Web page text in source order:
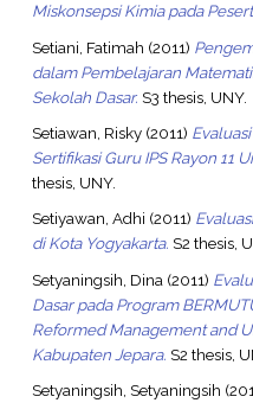
Miskonsepsi Kimia pada
Setiani, Fatimah (2011)
dalam Pembelajaran
Sekolah Dasar. S3 thesis, UNY.
Setiawan, Risky(2011)
Sertifikasi Guru IPS Rayon 11
thesis, UNY.
Setiyawan, Adhi (2011)
di Kota Yogyakarta. S2 thesis,
Setyaningsih, Dina (2011)
Dasar pada Program
Reformed Management and
Kabupaten Jepara. S2 thesis,
Setyaningsih, Setyaningsih